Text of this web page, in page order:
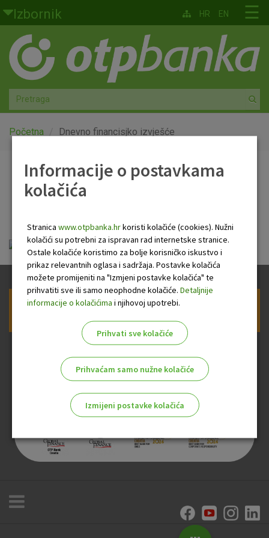
Skoči na glavni sadržaj
Izbornik
Građani
Privatno bankarstvo
Agro
Mala poduzeća i obrtnici
Globalna tržišta
O nama
☰
HR EN
Početna Dnevno financisjko izvješće
Dnevno financisjko
Dnevno financijsko izvješće.pdf
Prijava na newsletter OTP banke
Informacije o postavkama
kolačića
Stranica www.otpbanka.hrkoristi kolačiće (cookies). Nužni
kolačići su potrebni za ispravan rad internetske stranice.
Ostale kolačiće koristimo za bolje korisničko iskustvo i
prikaz relevantnih oglasa i sadržaja. Postavke kolačića
možete promijeniti na "Izmjeni postavke kolačića" te
prihvatiti sve ili samo neophodne kolačiće. Detaljnije
informacije o kolačićima i njihovoj upotrebi.
Prihvati sve kolačiće
Prihvaćam samo nužne kolačiće
Izmijeni postavke kolačića
Nužni kolačići